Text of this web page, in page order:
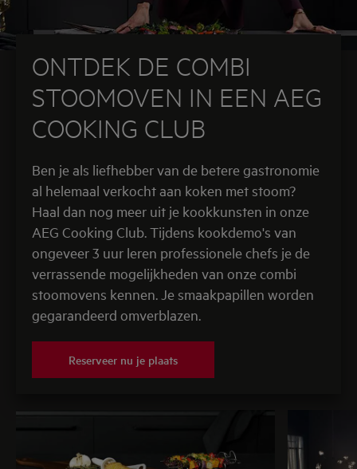
ONTDEK DE COMBI
STOOMOVEN IN EEN AEG
COOKING CLUB
Ben je als liefhebber van de betere gastronomie
al helemaal verkocht aan koken met stoom?
Haal dan nog meer uit je kookkunsten in onze
AEG Cooking Club. Tijdens kookdemo's van
ongeveer 3 uur leren professionele chefs je de
verrassende mogelijkheden van onze combi
stoomovens kennen. Je smaakpapillen worden
gegarandeerd omverblazen.
Reserveer nu je plaats